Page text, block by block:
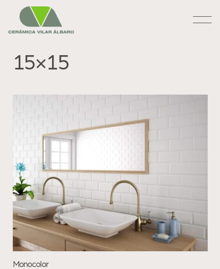
15×15
Monocolor